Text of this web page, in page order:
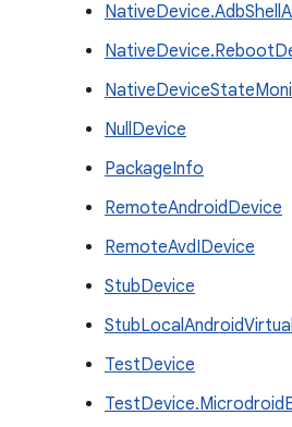
NullDevice
PackageInfo
RemoteAndroidDevice
RemoteAvdIDevice
StubDevice
TestDevice